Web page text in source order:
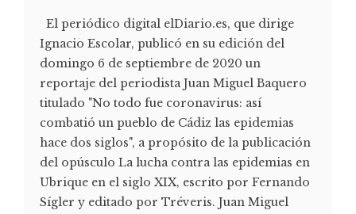
El periódico digital elDiario.es, que dirige
Ignacio Escolar, publicó en su edición del
domingo 6 de septiembre de 2020 un
reportaje del periodista Juan Miguel Baquero
titulado "No todo fue coronavirus: así
combatió un pueblo de Cádiz las epidemias
hace dos siglos", a propósito de la publicación
del opúsculo La lucha contra las epidemias en
Ubrique en el siglo XIX, escrito por Fernando
Sígler y editado por Tréveris. Juan Miguel